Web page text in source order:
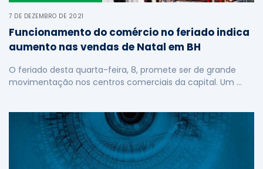
7 DE DEZEMBRO DE 2021
Funcionamento do comércio no feriado indica
aumento nas vendas de Natal em BH
O feriado desta quarta-feira, 8, promete ser de grande
movimentação nos centros comerciais da capital. Um …